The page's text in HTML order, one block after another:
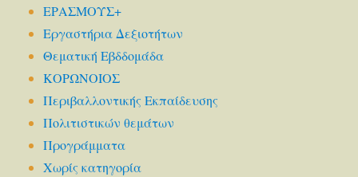
ΕΡΑΣΜΟΥΣ+
Εργαστήρια Δεξιοτήτων
Θεματική Εβδδομάδα
ΚΟΡΩΝΟΙΟΣ
Περιβαλλοντικής Εκπαίδευσης
Πολιτιστικών θεμάτων
Προγράμματα
Χωρίς κατηγορία